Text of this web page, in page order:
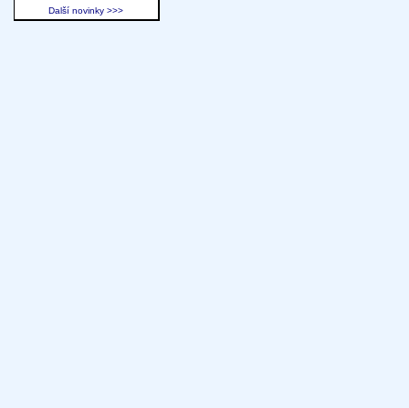
Další novinky >>>